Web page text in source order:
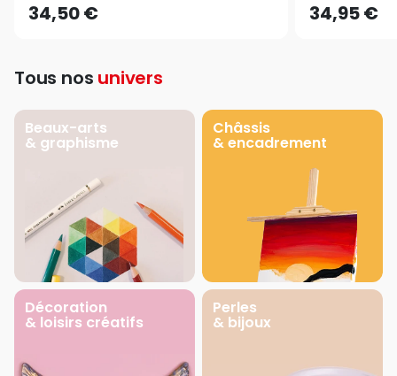
34,50 € 34,95 €
Tous nos univers
Beaux-arts
& graphisme
Châssis
& encadrement
Décoration
& loisirs créatifs
Perles
& bijoux